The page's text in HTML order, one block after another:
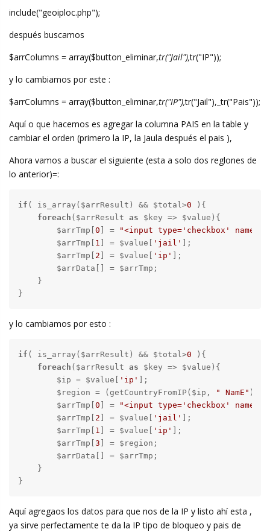
include("geoiploc.php");
después buscamos
$arrColumns = array($button_eliminar,tr("Jail"),tr("IP"));
y lo cambiamos por este :
$arrColumns = array($button_eliminar,tr("IP"),tr("Jail"),_tr("Pais"));
Aquí o que hacemos es agregar la columna PAIS en la table y
cambiar el orden (primero la IP, la Jaula después el pais ),
Ahora vamos a buscar el siguiente (esta a solo dos reglones de
lo anterior)=:
if ( is_array($arrResult) && $total>0 ){
foreach ($arrResult as $key => $value){
        $arrTmp[
0 ] = "<input type='checkbox' name='"
        $arrTmp[
1 ] = $value[ 'jail'
];
        $arrTmp[
2 ] = $value[ 'ip'
];
        $arrData[] = $arrTmp;
    }
}
y lo cambiamos por esto :
if ( is_array($arrResult) && $total>0 ){
foreach ($arrResult as $key => $value){
        $ip = $value[
'ip'
];
        $region = (getCountryFromIP($ip,
" NamE" ));
        $arrTmp[
0 ] = "<input type='checkbox' name='"
        $arrTmp[
2 ] = $value[ 'jail'
];
        $arrTmp[
1 ] = $value[ 'ip'
];
        $arrTmp[
3 ] = $region;
        $arrData[] = $arrTmp;
    }
}
Aquí agregaos los datos para que nos de la IP y listo ahí esta ,
ya sirve perfectamente te da la IP tipo de bloqueo y pais de